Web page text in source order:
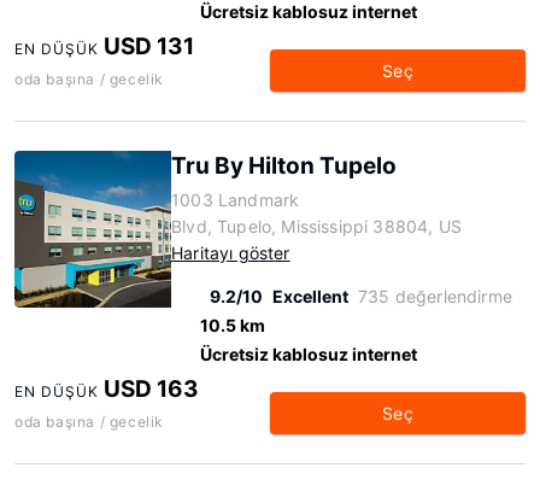
Ücretsiz kablosuz internet
EN DÜŞÜK USD 131
oda başına / gecelik Seç
Tru By Hilton Tupelo
1003 Landmark
Blvd, Tupelo, Mississippi 38804, US
Haritayı göster
9.2/10 Excellent 735 değerlendirme
10.5 km
Ücretsiz kablosuz internet
EN DÜŞÜK USD 163
oda başına / gecelik Seç